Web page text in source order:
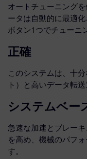
オートチューニング
ータは自動的に最適
ボタン1つでチューニ
正確
このシステムは、十
ト）と高いデータ転
システムベー
急速な加速とブレー
を高め、機械のパフ
す。